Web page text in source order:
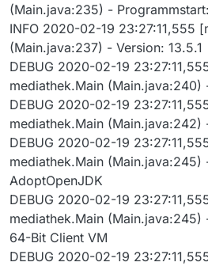
(Main.java:235) -
INFO 2020-02-19 23:27:11,555
(Main.java:237) - Version: 13.5.1
DEBUG 2020-02-19
mediathek.Main
DEBUG 2020-02-19
mediathek.Main (Main.java:242)
DEBUG 2020-02-19
mediathek.Main (Main.java:245)
AdoptOpenJDK
DEBUG 2020-02-19
mediathek.Main (Main.java:245)
64-Bit Client VM
DEBUG 2020-02-19